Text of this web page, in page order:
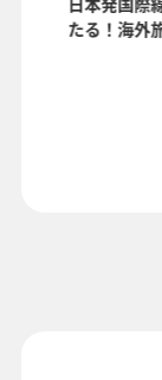
他の各種税金、
動する可能性があ
たる！海外